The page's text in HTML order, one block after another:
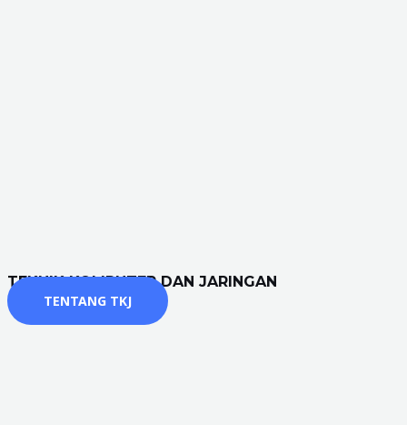
TEKNIK KOMPUTER DAN JARINGAN
TENTANG TKJ